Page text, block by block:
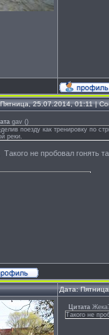
25.07.2014, 01:11 |
gav ()
поезду как тренировку по
реки.
, Такого не пробовал гонять
Дата:
Цитата
Такого не